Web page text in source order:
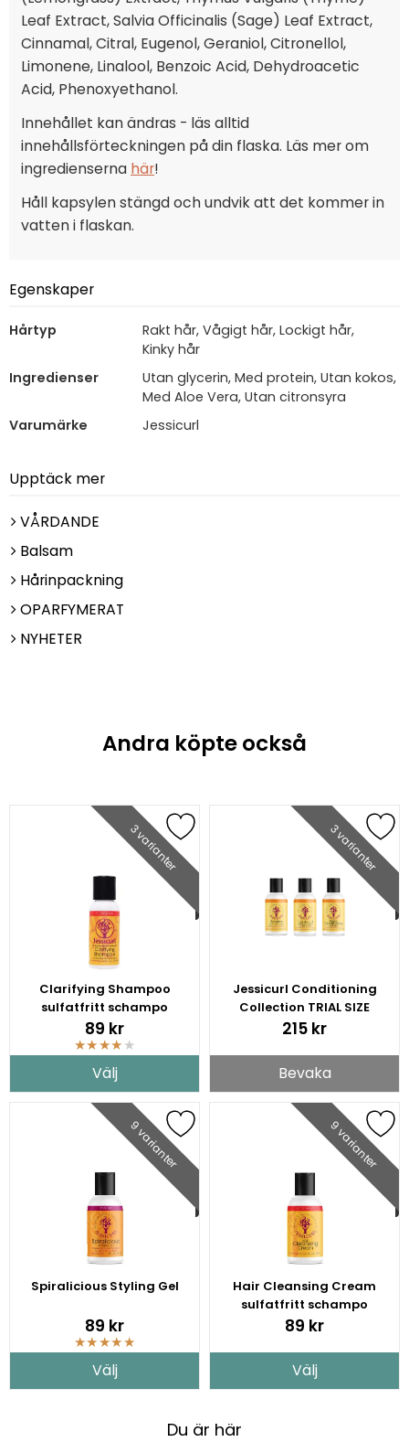
Leaf Extract, Salvia Officinalis (Sage) Leaf Extract,
Cinnamal, Citral, Eugenol, Geraniol, Citronellol,
Limonene, Linalool, Benzoic Acid, Dehydroacetic
Acid, Phenoxyethanol.
Innehållet kan ändras - läs alltid
innehållsförteckningen på din flaska. Läs mer om
ingredienserna här!
Håll kapsylen stängd och undvik att det kommer in
vatten i flaskan.
Egenskaper
Hårtyp
Rakt hår, Vågigt hår, Lockigt hår,
Kinky hår
Ingredienser
Utan glycerin, Med protein, Utan kokos,
Med Aloe Vera, Utan citronsyra
Varumärke
Jessicurl
Upptäck mer
VÅRDANDE
Balsam
Hårinpackning
OPARFYMERAT
NYHETER
Andra köpte också
3 varianter
Clarifying Shampoo
sulfatfritt schampo
★★★★★
89 kr
Välj
3 varianter
Jessicurl Conditioning
Collection TRIAL SIZE
215 kr
Bevaka
9 varianter
Spiralicious Styling Gel
★★★★★
89 kr
Välj
9 varianter
Hair Cleansing Cream
sulfatfritt schampo
89 kr
Välj
Du är här